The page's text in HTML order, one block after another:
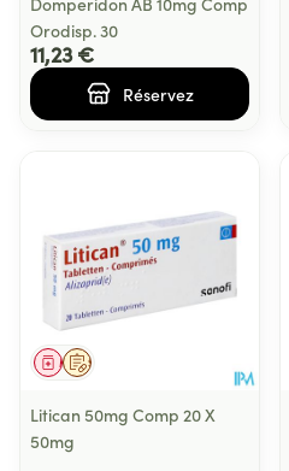
Orodisp. 30
11,23 €
Réservez
Sur prescription
Médicament
Litican 50mg Comp 20 X
50mg